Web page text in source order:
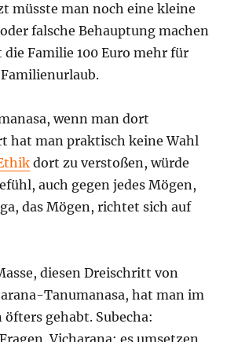
müsste man noch eine kleine
falsche Behauptung machen
die Familie 100 Euro mehr für
wenn man dort
hat man praktisch keine Wahl
dort zu verstoßen, würde
auch gegen jedes Mögen,
das Mögen, richtet sich auf
diesen Dreischritt von
Tanumanasa, hat man im
gehabt. Subecha: